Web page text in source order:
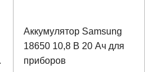
Аккумулятор Samsung
18650 10,8 В 20 Ач для
приборов